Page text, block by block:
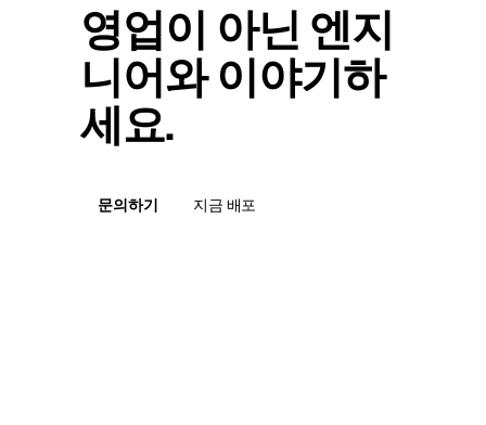
영업이 아닌 엔지
니어와 이야기하
세요.
문의하기 지금 배포